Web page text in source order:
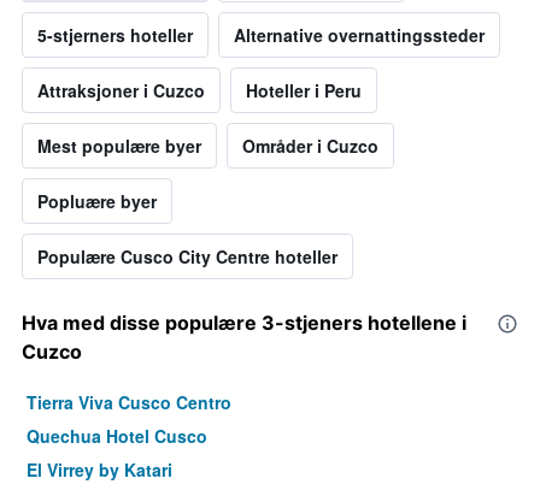
5-stjerners hoteller Alternative overnattingssteder
Attraksjoner i Cuzco Hoteller i Peru
Mest populære byer Områder i Cuzco
Popluære byer
Populære Cusco City Centre hoteller
Hva med disse populære 3-stjeners hotellene i
Cuzco
Tierra Viva Cusco Centro
Quechua Hotel Cusco
El Virrey by Katari